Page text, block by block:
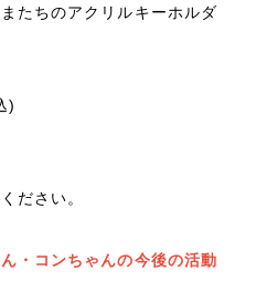
たちのアクリルキーホルダ
)
ださい。
・コンちゃんの今後の活動